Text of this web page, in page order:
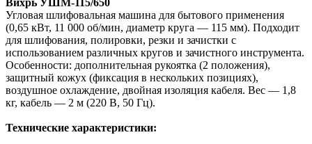
Угловая шлифовальная машина для бытового применения
(0,65 кВт, 11 000 об/мин, диаметр круга — 115 мм). Подходит
для шлифования, полировки, резки и зачистки с
использованием различных кругов и зачистного инструмента.
Особенности: дополнительная рукоятка (2 положения),
защитный кожух (фиксация в нескольких позициях),
воздушное охлаждение, двойная изоляция кабеля. Вес — 1,8
кг, кабель — 2 м (220 В, 50 Гц).
Технические характеристики: